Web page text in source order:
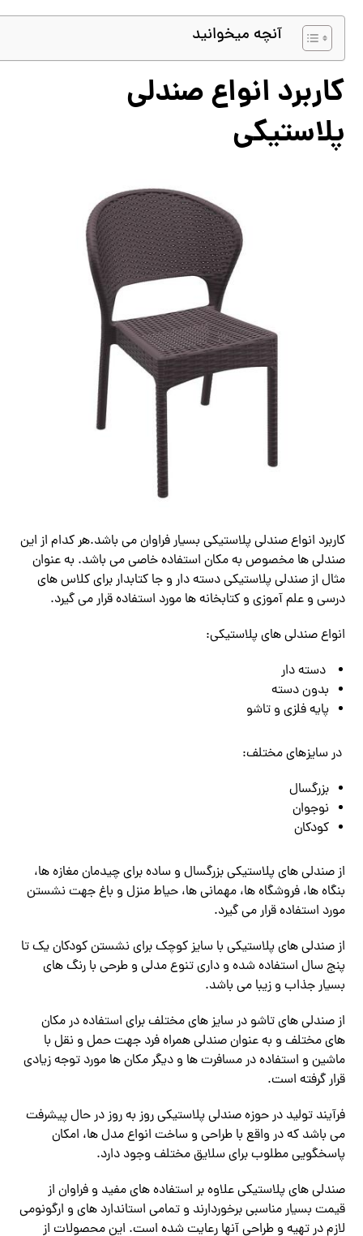
آنچه میخوانید
کاربرد انواع صندلی
پلاستیکی
کاربرد انواع صندلی پلاستیکی بسیار فراوان می باشد.هر کدام از این
صندلی ها مخصوص به مکان استفاده خاصی می باشد. به عنوان
مثال از صندلی پلاستیکی دسته دار و جا کتابدار برای کلاس های
درسی و علم آموزی و کتابخانه ها مورد استفاده قرار می گیرد.
انواع صندلی های پلاستیکی:
دسته دار
بدون دسته
پایه فلزی و تاشو
در سایزهای مختلف:
بزرگسال
نوجوان
کودکان
از صندلی های پلاستیکی بزرگسال و ساده برای چیدمان مغازه ها،
بنگاه ها، فروشگاه ها، مهمانی ها، حیاط منزل و باغ جهت نشستن
مورد استفاده قرار می گیرد.
از صندلی های پلاستیکی با سایز کوچک برای نشستن کودکان یک تا
پنج سال استفاده شده و داری تنوع مدلی و طرحی با رنگ های
بسیار جذاب و زیبا می باشد.
از صندلی های تاشو در سایز های مختلف برای استفاده در مکان
های مختلف و به عنوان صندلی همراه فرد جهت حمل و نقل با
ماشین و استفاده در مسافرت ها و دیگر مکان ها مورد توجه زیادی
قرار گرفته است.
فرآیند تولید در حوزه صندلی پلاستیکی روز به روز در حال پیشرفت
می باشد که در واقع با طراحی و ساخت انواع مدل ها، امکان
پاسخگویی مطلوب برای سلایق مختلف وجود دارد.
صندلی های پلاستیکی علاوه بر استفاده های مفید و فراوان از
قیمت بسیار مناسبی برخوردارند و تمامی استاندارد های و ارگونومی
لازم در تهیه و طراحی آنها رعایت شده است. این محصولات از